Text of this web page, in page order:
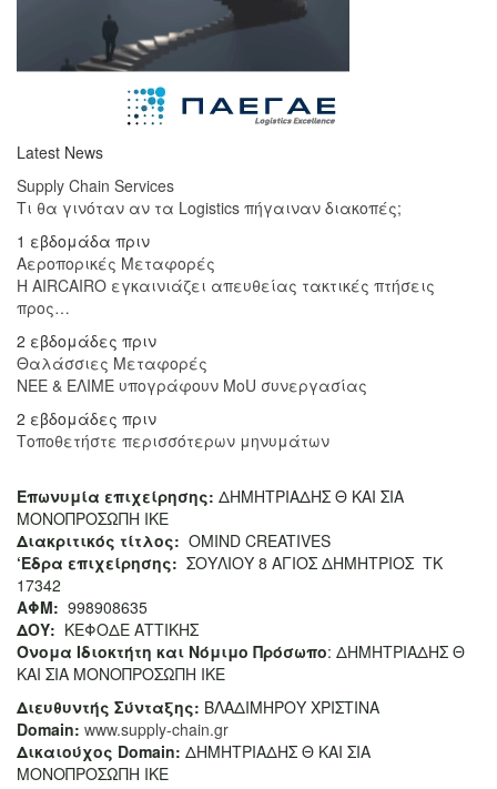
Latest News
Supply Chain Services
Τι θα γινόταν αν τα Logistics πήγαιναν διακοπές;
1 εβδομάδα πριν
Αεροπορικές Μεταφορές
Η AIRCAIRO εγκαινιάζει απευθείας τακτικές πτήσεις
προς…
2 εβδομάδες πριν
Θαλάσσιες Μεταφορές
ΝΕΕ & ΕΛΙΜΕ υπογράφουν MoU συνεργασίας
2 εβδομάδες πριν
Τοποθετήστε περισσότερων μηνυμάτων
Επωνυμία επιχείρησης: ΔΗΜΗΤΡΙΑΔΗΣ Θ ΚΑΙ ΣΙΑ
ΜΟΝΟΠΡΟΣΩΠΗ ΙΚΕ
Διακριτικός τίτλος: ΟΜΙΝD CREATIVES
‘Eδρα επιχείρησης: ΣΟΥΛΙΟΥ 8 ΑΓΙΟΣ ΔΗΜΗΤΡΙΟΣ ΤΚ
17342
ΑΦΜ: 998908635
ΔΟΥ: ΚΕΦΟΔΕ ΑΤΤΙΚΗΣ
Όνομα Ιδιοκτήτη και Νόμιμο Πρόσωπο: ΔΗΜΗΤΡΙΑΔΗΣ Θ
ΚΑΙ ΣΙΑ ΜΟΝΟΠΡΟΣΩΠΗ ΙΚΕ
Διευθυντής Σύνταξης: ΒΛΑΔΙΜΗΡΟΥ ΧΡΙΣΤΙΝΑ
Domain: www.supply-chain.gr
Δικαιούχος Domain: ΔΗΜΗΤΡΙΑΔΗΣ Θ ΚΑΙ ΣΙΑ
ΜΟΝΟΠΡΟΣΩΠΗ ΙΚΕ